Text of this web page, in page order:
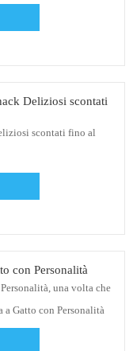
Deliziosi scontati
scontati fino al
con Personalità
una volta che
a Gatto con Personalità